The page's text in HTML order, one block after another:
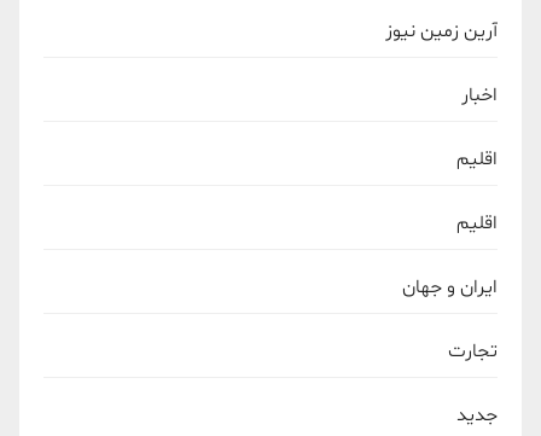
آرین زمین نیوز
اخبار
اقلیم
اقلیم
ایران و جهان
تجارت
جدید